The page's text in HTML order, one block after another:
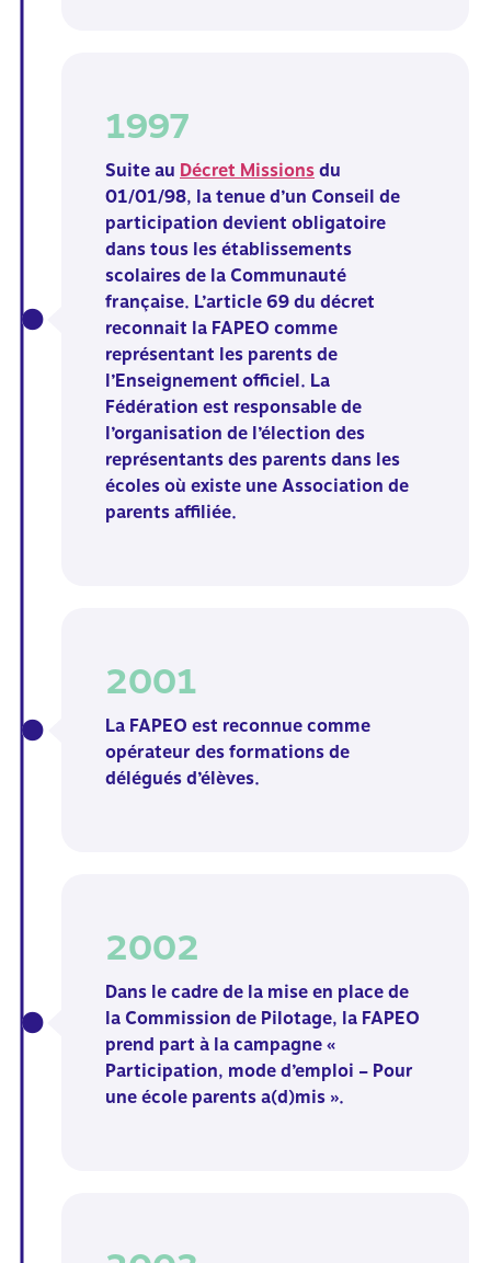
1997
Suite au Décret Missions du
01/01/98, la tenue d’un Conseil de
participation devient obligatoire
dans tous les établissements
scolaires de la Communauté
française. L’article 69 du décret
reconnait la FAPEO comme
représentant les parents de
l’Enseignement officiel. La
Fédération est responsable de
l’organisation de l’élection des
représentants des parents dans les
écoles où existe une Association de
parents affiliée.
2001
La FAPEO est reconnue comme
opérateur des formations de
délégués d’élèves.
2002
Dans le cadre de la mise en place de
la Commission de Pilotage, la FAPEO
prend part à la campagne «
Participation, mode d’emploi – Pour
une école parents a(d)mis ».